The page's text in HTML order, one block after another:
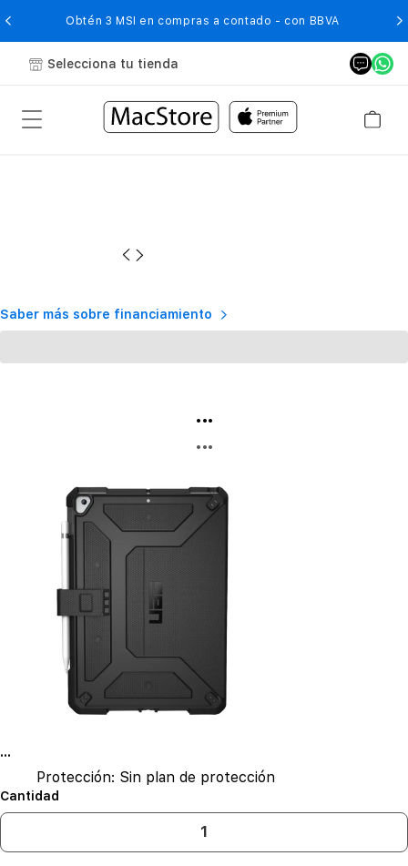
Obtén 3 MSI en compras a contado - con BBVA
Selecciona tu tienda
Saber más sobre financiamiento
...
...
...
Protección: Sin plan de protección
Cantidad